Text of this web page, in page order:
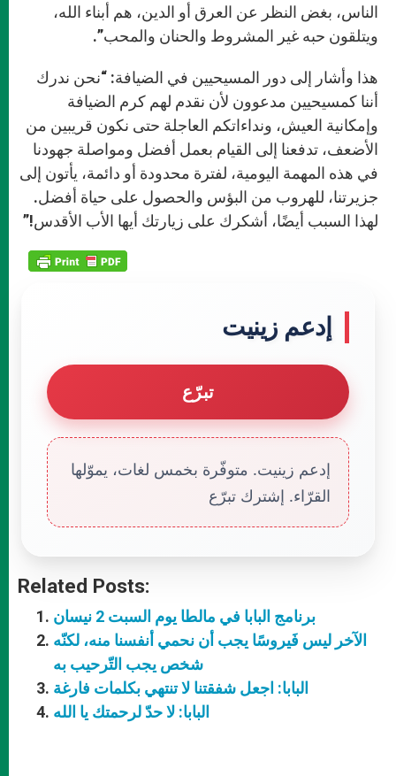
الناس، بغض النظر عن العرق أو الدين، هم أبناء الله،
ويتلقون حبه غير المشروط والحنان والمحب”.
هذا وأشار إلى دور المسيحيين في الضيافة: “نحن ندرك
أننا كمسيحيين مدعوون لأن نقدم لهم كرم الضيافة
وإمكانية العيش، ونداءاتكم العاجلة حتى نكون قريبين من
الأضعف، تدفعنا إلى القيام بعمل أفضل ومواصلة جهودنا
في هذه المهمة اليومية، لفترة محدودة أو دائمة، يأتون إلى
جزيرتنا، للهروب من البؤس والحصول على حياة أفضل.
لهذا السبب أيضًا، أشكرك على زيارتك أيها الأب الأقدس!”
إدعم زينيت
تبرّع
إدعم زينيت. متوفّرة بخمس لغات، يموّلها
القرّاء. إشترك تبرّع
Related Posts:
برنامج البابا في مالطا يوم السبت 2 نيسان
الآخر ليس فَيروسًا يجب أن نحمي أنفسنا منه، لكنّه
شخص يجب التّرحيب به
البابا: اجعل شفقتنا لا تنتهي بكلمات فارغة
البابا: لا حدّ لرحمتك يا الله